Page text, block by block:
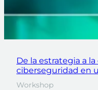
De la estrategia a
ciberseguridad en
Workshop